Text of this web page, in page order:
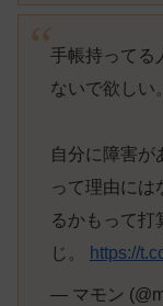
手帳持ってる
ないで欲しい。
自分に障害が
って理由には
るかもって打
じ。
https://
— マモン